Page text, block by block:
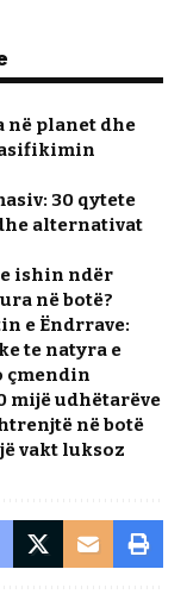
në planet dhe
30 qytete
alternativat
ishin ndër
në botë?
e Ëndrrave:
te natyra e
çmendin
mijë udhëtarëve
në botë
vakt luksoz